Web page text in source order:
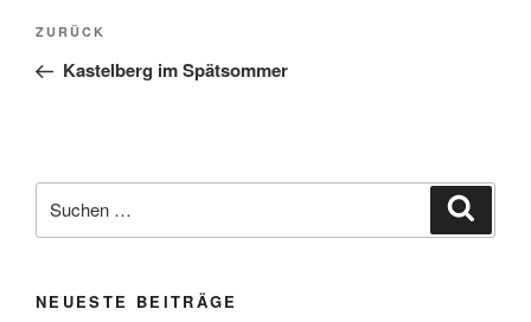
Beitragsnavigation
Vorheriger
Beitrag
ZURÜCK
Kastelberg im Spätsommer
nach:
NEUESTE BEITRÄGE